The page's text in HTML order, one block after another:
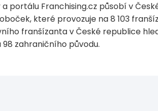
a portálu Franchising.cz působí v
které provozuje na 8 103
franšízanta v České republice
zahraničního původu.